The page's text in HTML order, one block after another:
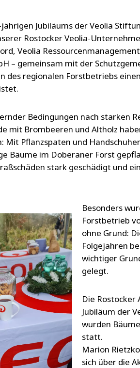
Jubiläums der Veolia
Rostocker Veolia-
Veolia
– gemeinsam mit der
des regionalen Forstbetriebs
Bedingungen nach starken
mit Brombeeren und Altholz
Mit Pflanzspaten und
Bäume im Doberaner Forst
stark geschädigt und
Besonders
Forstbetrieb
ohne Grund:
Folgejahren
wichtiger
gelegt.
Die Rostocker
Jubiläum der
wurden
statt.
Marion
sich über die